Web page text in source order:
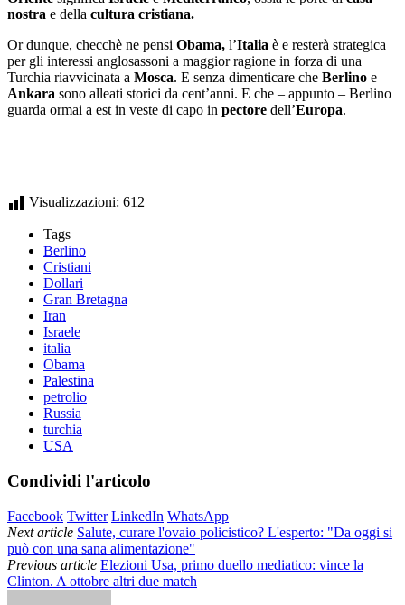
nostra e della cultura cristiana.
Or dunque, checchè ne pensi Obama, l’Italia è e resterà strategica
per gli interessi anglosassoni a maggior ragione in forza di una
Turchia riavvicinata a Mosca. E senza dimenticare che Berlino e
Ankara sono alleati storici da cent’anni. E che – appunto – Berlino
guarda ormai a est in veste di capo in pectore dell’Europa.
Visualizzazioni: 612
Tags
Berlino
Cristiani
Dollari
Gran Bretagna
Iran
Israele
italia
Obama
Palestina
petrolio
Russia
turchia
USA
Condividi l'articolo
Facebook Twitter LinkedIn WhatsApp
Next article Salute, curare l'ovaio policistico? L'esperto: "Da oggi si
può con una sana alimentazione"
Previous article Elezioni Usa, primo duello mediatico: vince la
Clinton. A ottobre altri due match